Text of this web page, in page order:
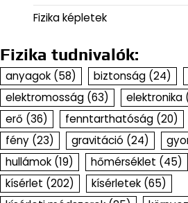
Fizika képletek
Fizika tudnivalók:
anyagok (58) biztonság (24)
elektromosság (63) elektronika
erő (36) fenntarthatóság (20)
fény (23) gravitáció (24)
hullámok (19) hőmérséklet (45)
kísérlet (202) kísérletek (65)